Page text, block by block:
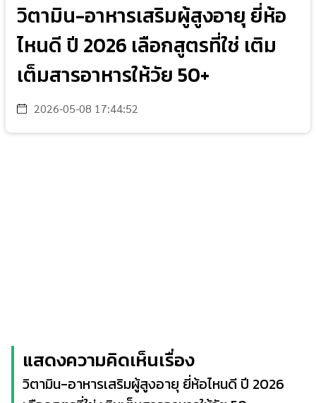
วิตามิน-อาหารเสริมผู้สูงอายุ ยี่ห้อ
ไหนดี ปี 2026 เลือกสูตรที่ใช่ เติม
เต็มสารอาหารให้วัย 50+
2026-05-08 17:44:52
แสดงความคิดเห็นเรื่อง
วิตามิน-อาหารเสริมผู้สูงอายุ ยี่ห้อไหนดี ปี 2026